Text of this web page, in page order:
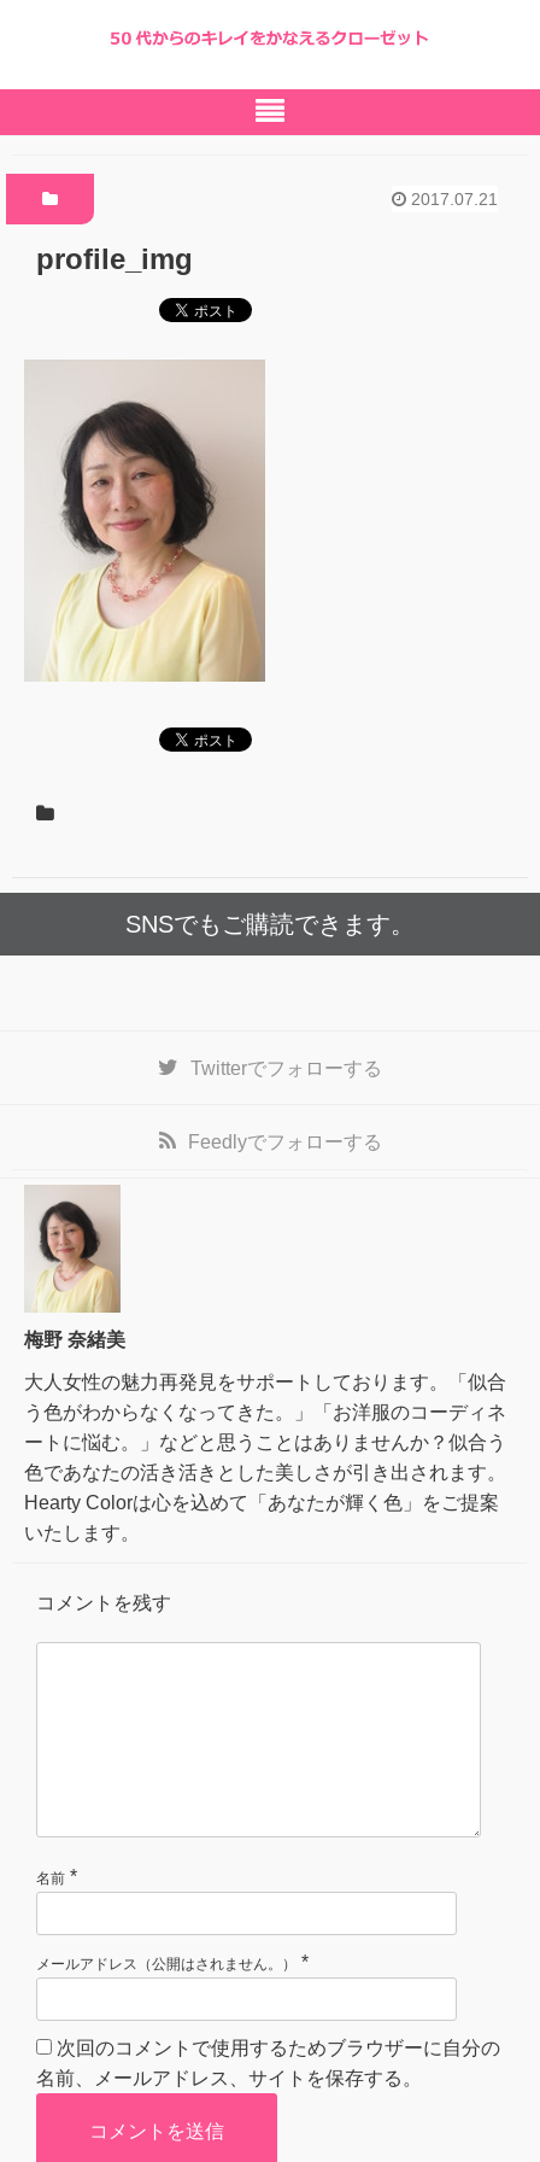
2017.07.21
profile_img
SNSでもご購読できます。
Twitterでフォローする
Feedlyでフォローする
梅野 奈緒美
大人女性の魅力再発見をサポートしております。「似合
う色がわからなくなってきた。」「お洋服のコーディネ
ートに悩む。」などと思うことはありませんか？似合う
色であなたの活き活きとした美しさが引き出されます。
Hearty Colorは心を込めて「あなたが輝く色」をご提案
いたします。
コメントを残す
名前 *
メールアドレス（公開はされません。） *
次回のコメントで使用するためブラウザーに自分の
名前、メールアドレス、サイトを保存する。